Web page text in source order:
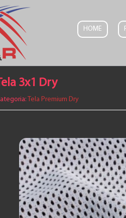
HOME
3x1 Dry
Tela Premium Dry